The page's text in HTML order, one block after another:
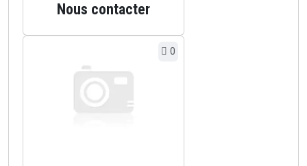
Nous contacter
0